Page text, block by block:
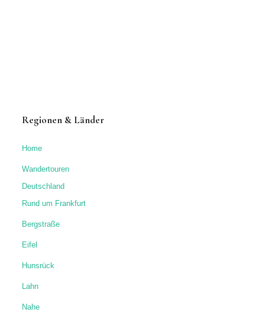
Regionen & Länder
Home
Wandertouren
Deutschland
Rund um Frankfurt
Bergstraße
Eifel
Hunsrück
Lahn
Nahe